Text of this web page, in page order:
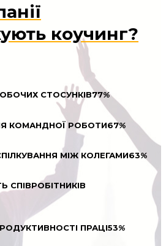
коучинг?
СТОСУНКІВ77%
КОМАНДНОЇ РОБОТИ67%
МІЖ КОЛЕГАМИ63%
СПІВРОБІТНИКІВ
ПРАЦІ53%